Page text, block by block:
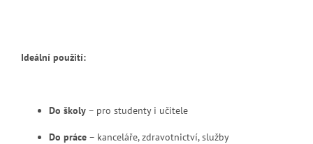
Ideální použití:
Do školy – pro studenty i učitele
Do práce – kanceláře, zdravotnictví, služby